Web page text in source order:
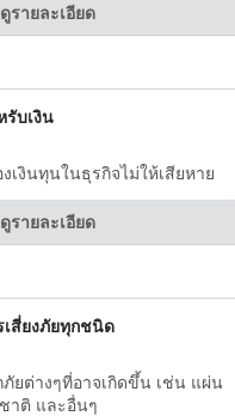
ดูรายละเอียด
บเงิน
เงินทุนในธุรกิจไม่ให้เสียหาย
ดูรายละเอียด
สี่ยงภัยทุกชนิด
ยต่างๆที่อาจเกิดขึ้น เช่น แผ่น
าติ และอื่นๆ